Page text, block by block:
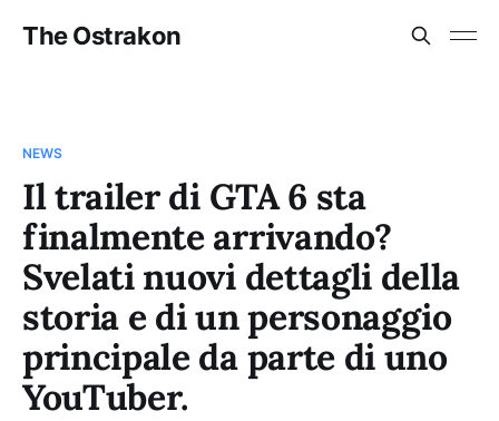
The Ostrakon
NEWS
Il trailer di GTA 6 sta
finalmente arrivando?
Svelati nuovi dettagli della
storia e di un personaggio
principale da parte di uno
YouTuber.